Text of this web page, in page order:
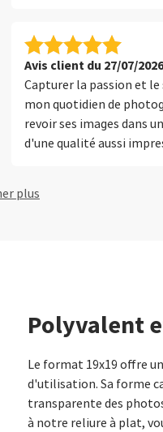
Avis client du 27/07/2026
Capturer la passion et
mon quotidien de
revoir ses images dans
d'une qualité aussi
plus
Polyvalent
Le format 19x19 offre
d'utilisation. Sa forme
transparente des
à notre reliure à plat,